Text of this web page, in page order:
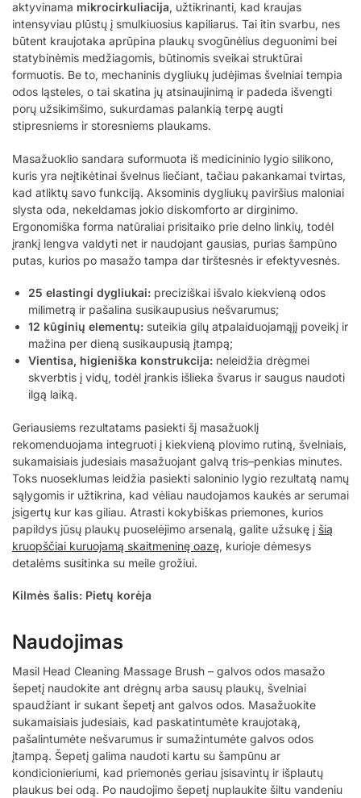
aktyvinama mikrocirkuliacija, užtikrinanti, kad kraujas
intensyviau plūstų į smulkiuosius kapiliarus. Tai itin svarbu, nes
būtent kraujotaka aprūpina plaukų svogūnėlius deguonimi bei
statybinėmis medžiagomis, būtinomis sveikai struktūrai
formuotis. Be to, mechaninis dygliukų judėjimas švelniai tempia
odos ląsteles, o tai skatina jų atsinaujinimą ir padeda išvengti
porų užsikimšimo, sukurdamas palankią terpę augti
stipresniems ir storesniems plaukams.
Masažuoklio sandara suformuota iš medicininio lygio silikono,
kuris yra neįtikėtinai švelnus liečiant, tačiau pakankamai tvirtas,
kad atliktų savo funkciją. Aksominis dygliukų paviršius maloniai
slysta oda, nekeldamas jokio diskomforto ar dirginimo.
Ergonomiška forma natūraliai prisitaiko prie delno linkių, todėl
įrankį lengva valdyti net ir naudojant gausias, purias šampūno
putas, kurios po masažo tampa dar tirštesnės ir efektyvesnės.
25 elastingi dygliukai: preciziškai išvalo kiekvieną odos
milimetrą ir pašalina susikaupusius nešvarumus;
12 kūginių elementų: suteikia gilų atpalaiduojamąjį poveikį ir
mažina per dieną susikaupusią įtampą;
Vientisa, higieniška konstrukcija: neleidžia drėgmei
skverbtis į vidų, todėl įrankis išlieka švarus ir saugus naudoti
ilgą laiką.
Geriausiems rezultatams pasiekti šį masažuoklį
rekomenduojama integruoti į kiekvieną plovimo rutiną, švelniais,
sukamaisiais judesiais masažuojant galvą tris–penkias minutes.
Toks nuoseklumas leidžia pasiekti saloninio lygio rezultatą namų
sąlygomis ir užtikrina, kad vėliau naudojamos kaukės ar serumai
įsigertų kur kas giliau. Atrasti kokybiškas priemones, kurios
papildys jūsų plaukų puoselėjimo arsenalą, galite užsukę į šią
kruopščiai kuruojamą skaitmeninę oazę, kurioje dėmesys
detalėms susitinka su meile grožiui.
Kilmės šalis: Pietų korėja
Naudojimas
Masil Head Cleaning Massage Brush – galvos odos masažo
šepetį naudokite ant drėgnų arba sausų plaukų, švelniai
spaudžiant ir sukant šepetį ant galvos odos. Masažuokite
sukamaisiais judesiais, kad paskatintumėte kraujotaką,
pašalintumėte nešvarumus ir sumažintumėte galvos odos
įtampą. Šepetį galima naudoti kartu su šampūnu ar
kondicionieriumi, kad priemonės geriau įsisavintų ir išplautų
plaukus bei odą. Po naudojimo šepetį nuplaukite šiltu vandeniu